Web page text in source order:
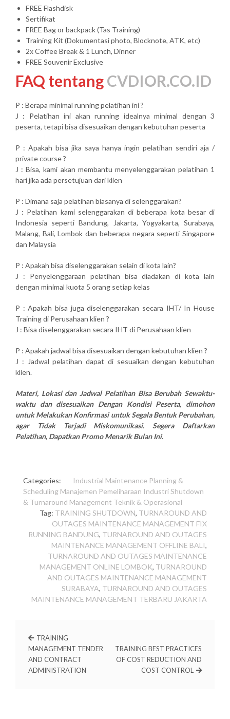
FREE Flashdisk
Sertifikat
FREE Bag or backpack (Tas Training)
Training Kit (Dokumentasi photo, Blocknote, ATK, etc)
2x Coffee Break & 1 Lunch, Dinner
FREE Souvenir Exclusive
FAQ tentangCVDIOR.CO.ID
P : Berapa minimal running pelatihan ini ?
J : Pelatihan ini akan running idealnya minimal dengan 3
peserta, tetapi bisa disesuaikan dengan kebutuhan peserta
P : Apakah bisa jika saya hanya ingin pelatihan sendiri aja /
private course ?
J : Bisa, kami akan membantu menyelenggarakan pelatihan 1
hari jika ada persetujuan dari klien
P : Dimana saja pelatihan biasanya di selenggarakan?
J : Pelatihan kami selenggarakan di beberapa kota besar di
Indonesia seperti Bandung, Jakarta, Yogyakarta, Surabaya,
Malang, Bali, Lombok dan beberapa negara seperti Singapore
dan Malaysia
P : Apakah bisa diselenggarakan selain di kota lain?
J : Penyelenggaraan pelatihan bisa diadakan di kota lain
dengan minimal kuota 5 orang setiap kelas
P : Apakah bisa juga diselenggarakan secara IHT/ In House
Training di Perusahaan klien ?
J : Bisa diselenggarakan secara IHT di Perusahaan klien
P : Apakah jadwal bisa disesuaikan dengan kebutuhan klien ?
J : Jadwal pelatihan dapat di sesuaikan dengan kebutuhan
klien.
Materi, Lokasi dan Jadwal Pelatihan Bisa Berubah Sewaktu-
waktu dan disesuaikan Dengan Kondisi Peserta, dimohon
untuk Melakukan Konfirmasi untuk Segala Bentuk Perubahan,
agar Tidak Terjadi Miskomunikasi. Segera Daftarkan
Pelatihan, Dapatkan Promo Menarik Bulan Ini.
Categories: Industrial Maintenance Planning &
Scheduling Manajemen Pemeliharaan IndustriShutdown
& Turnaround Management Teknik & Operasional
Tag: TRAINING SHUTDOWN, TURNAROUND AND
OUTAGES MAINTENANCE MANAGEMENT FIX
RUNNING BANDUNG, TURNAROUND AND OUTAGES
MAINTENANCE MANAGEMENT OFFLINE BALI,
TURNAROUND AND OUTAGES MAINTENANCE
MANAGEMENT ONLINE LOMBOK, TURNAROUND
AND OUTAGES MAINTENANCE MANAGEMENT
SURABAYA, TURNAROUND AND OUTAGES
MAINTENANCE MANAGEMENT TERBARU JAKARTA
TRAINING
MANAGEMENT TENDER
AND CONTRACT
ADMINISTRATION
TRAINING BEST PRACTICES
OF COST REDUCTION AND
COST CONTROL